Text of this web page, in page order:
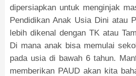
dipersiapkan untuk menginjak
Pendidikan Anak Usia Dini atau
lebih dikenal dengan TK atau
Di mana anak bisa memulai
pada usia di bawah 6 tahun.
memberikan PAUD akan kita